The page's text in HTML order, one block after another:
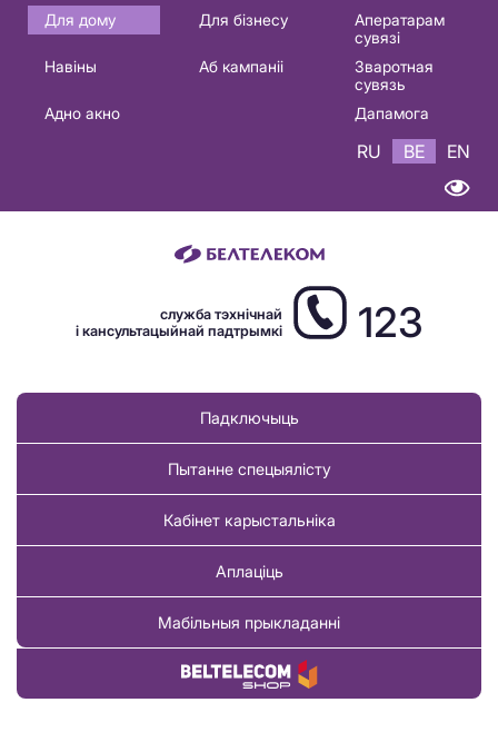
Основная
навигация
Для дому Для бізнесу
Аператарам
сувязі
Навіны
Аб кампаніі
Зваротная
сувязь
Адно акно
Дапамога
RU BE EN
служба тэхнічнай
і кансультацыйнай падтрымкі
123
Падключыць
Пытанне спецыялісту
Кабінет карыстальніка
Аплаціць
Мабільныя прыкладанні
Купіць тавар